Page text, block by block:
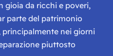
da ricchi e poveri,
parte del patrimonio
nei giorni
piuttosto